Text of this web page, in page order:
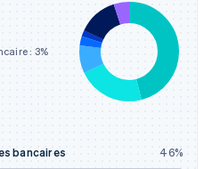
: 3%
bancaires 46%